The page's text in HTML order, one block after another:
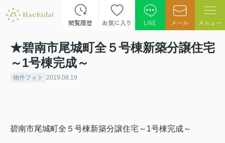
閲覧履歴 お気に入り LINE メール メニュー
★碧南市尾城町全５号棟新築分譲住宅
～1号棟完成～
物件フォト 2019.08.19
碧南市尾城町全５号棟新築分譲住宅～1号棟完成～